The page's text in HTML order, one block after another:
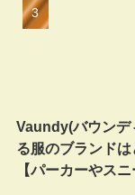
Vaundy(バウンデ
る服のブランドは
【パーカーやスニ